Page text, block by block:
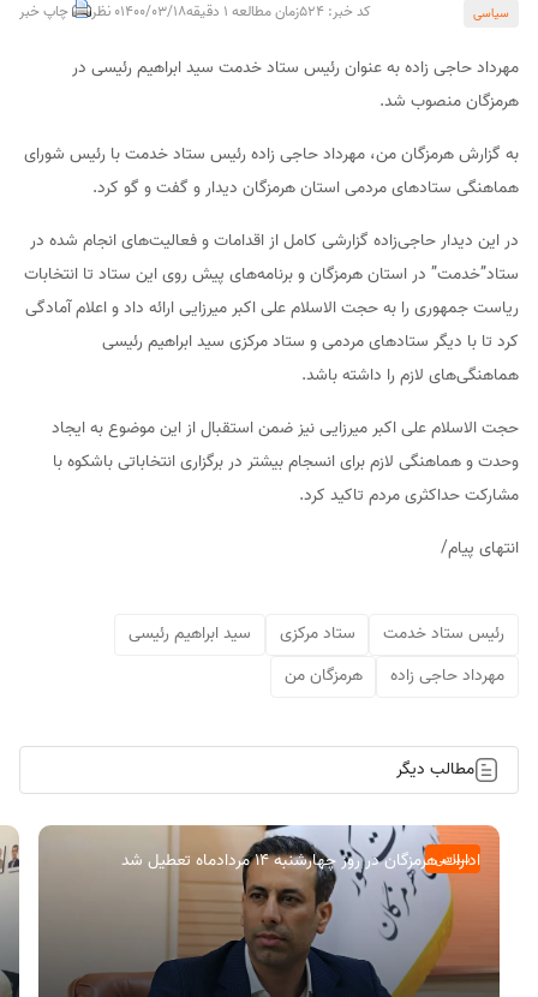
سیاسی کد خبر: 524 زمان مطالعه 1 دقیقه 1400/03/180 نظر چاپ خبر
مهرداد حاجی زاده به عنوان رئیس ستاد خدمت سید ابراهیم رئیسی در
هرمزگان منصوب شد.
به گزارش هرمزگان من، مهرداد حاجی زاده رئیس ستاد خدمت با رئیس شورای
هماهنگی ستادهای مردمی استان هرمزگان دیدار و گفت و گو کرد.
در این دیدار حاجی‌زاده گزارشی کامل از اقدامات و فعالیت‌های انجام شده در
ستاد”خدمت” در استان هرمزگان و برنامه‌های پیش روی این ستاد تا انتخابات
ریاست جمهوری را به حجت الاسلام علی اکبر میرزایی ارائه داد و اعلام آمادگی
کرد تا با دیگر ستادهای مردمی و ستاد مرکزی سید ابراهیم رئیسی
هماهنگی‌های لازم را داشته باشد.
حجت الاسلام علی اکبر میرزایی نیز ضمن استقبال از این موضوع به ایجاد
وحدت و هماهنگی لازم برای انسجام بیشتر در برگزاری انتخاباتی باشکوه با
مشارکت حداکثری مردم تاکید کرد.
انتهای پیام/
رئیس ستاد خدمت ستاد مرکزی
سید ابراهیم رئیسی
مهرداد حاجی زاده
هرمزگان من
مطالب دیگر
سیاسی
ادارات هرمزگان در روز چهارشنبه ۱۴ مردادماه تعطیل شد